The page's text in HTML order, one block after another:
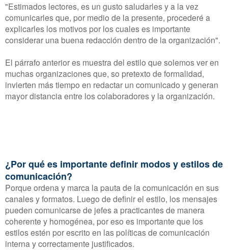
"Estimados lectores, es un gusto saludarles y a la vez
comunicarles que, por medio de la presente, procederé a
explicarles los motivos por los cuales es importante
considerar una buena redacción dentro de la organización".
El párrafo anterior es muestra del estilo que solemos ver en
muchas organizaciones que, so pretexto de formalidad,
invierten más tiempo en redactar un comunicado y generan
mayor distancia entre los colaboradores y la organización.
¿Por qué es importante definir modos y estilos de
comunicación?
Porque ordena y marca la pauta de la comunicación en sus
canales y formatos. Luego de definir el estilo, los mensajes
pueden comunicarse de jefes a practicantes de manera
coherente y homogénea, por eso es importante que los
estilos estén por escrito en las políticas de comunicación
interna y correctamente justificados.